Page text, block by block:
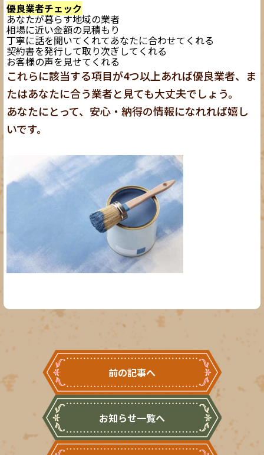
優良業者チェック
あなたが暮らす地域の業者
相場に近い金額の見積もり
丁寧に話を聞いてくれてあなたに合わせてくれる
契約書を発行して取り次ぎしてくれる
お客様の声を見せてくれる
これらに該当する項目が4つ以上あれば優良業者、ま
たはあなたに合う業者と見ても大丈夫でしょう。
あなたにとって、安心・納得の情報になれれば嬉し
いです。
前の記事へ
お知らせ一覧へ